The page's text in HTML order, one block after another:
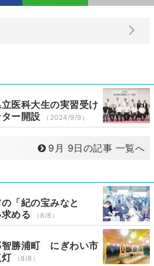
医科大生の実習受け
ー開設
（2024/9/9）
9月 9日の記事 一覧へ
「紀の宝みなと
める
（8/8）
勝浦町 にぎわい市
（8/8）